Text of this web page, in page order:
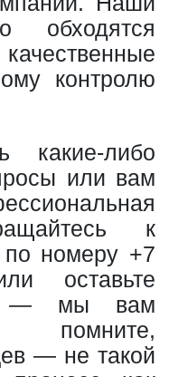
обходятся
контролю
либо
или вам
к
номеру +7
оставьте
— мы вам
помните,
— не такой